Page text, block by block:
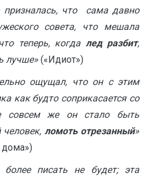
призналась, что сама давно
совета, что мешала
теперь, когда лед разбит,
лучше» («Идиот»)
ощущал, что он с этим
как будто соприкасается со
совсем же он стало быть
ломоть отрезанный»
дома»)
писать не будет; эта